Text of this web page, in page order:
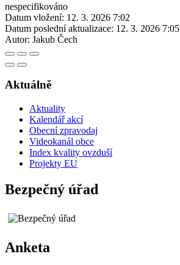
nespecifikováno
Datum vložení: 12. 3. 2026 7:02
Datum poslední aktualizace: 12. 3. 2026 7:05
Autor: Jakub Čech
Aktuálně
Aktuality
Kalendář akcí
Obecní zpravodaj
Videokanál obce
Index kvality ovzduší
Projekty EU
Bezpečný úřad
Anketa